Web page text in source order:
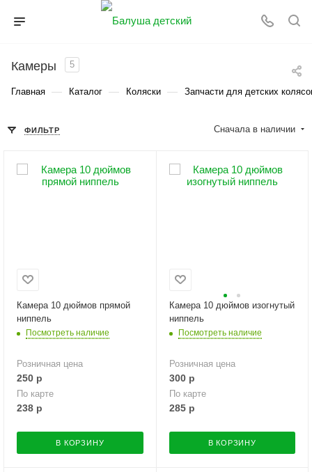
Камеры 5
Главная — Каталог — Коляски — Запчасти для детских
ФИЛЬТР Сначала в наличии
Камера 10 дюймов прямой
ниппель
Посмотреть наличие
Розничная цена
250 р
По карте
238 р
В КОРЗИНУ
Камера 10 дюймов изогнутый
ниппель
Посмотреть наличие
Розничная цена
300р
По карте
285р
В КОРЗИНУ